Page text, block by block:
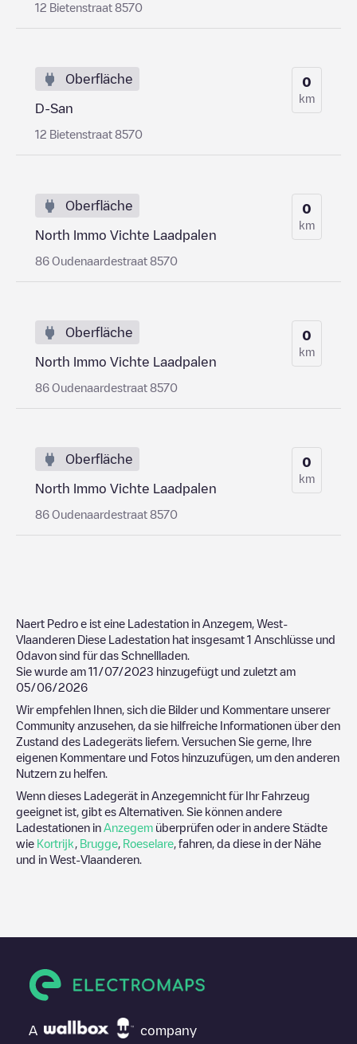
12 Bietenstraat 8570
Oberfläche
D-San
12 Bietenstraat 8570
0
km
Oberfläche
North Immo Vichte Laadpalen
86 Oudenaardestraat 8570
0
km
Oberfläche
North Immo Vichte Laadpalen
86 Oudenaardestraat 8570
0
km
Oberfläche
North Immo Vichte Laadpalen
86 Oudenaardestraat 8570
0
km
Naert Pedro e ist eine Ladestation in Anzegem West-
Vlaanderen Diese Ladestation hat insgesamt 1 Anschlüsse und
0davon sind für das Schnellladen.
Sie wurde am 11/07/2023 hinzugefügt und zuletzt am
05/06/2026
Wir empfehlen Ihnen, sich die Bilder und Kommentare unserer
Community anzusehen, da sie hilfreiche Informationen über den
Zustand des Ladegeräts liefern. Versuchen Sie gerne, Ihre
eigenen Kommentare und Fotos hinzuzufügen, um den anderen
Nutzern zu helfen.
Wenn dieses Ladegerät in Anzegemnicht für Ihr Fahrzeug
geeignet ist, gibt es Alternativen. Sie können andere
Ladestationen in Anzegem überprüfen oder in andere Städte
wie Kortrijk Brugge Roeselare , fahren, da diese in der Nähe
und in West-Vlaanderen
A company